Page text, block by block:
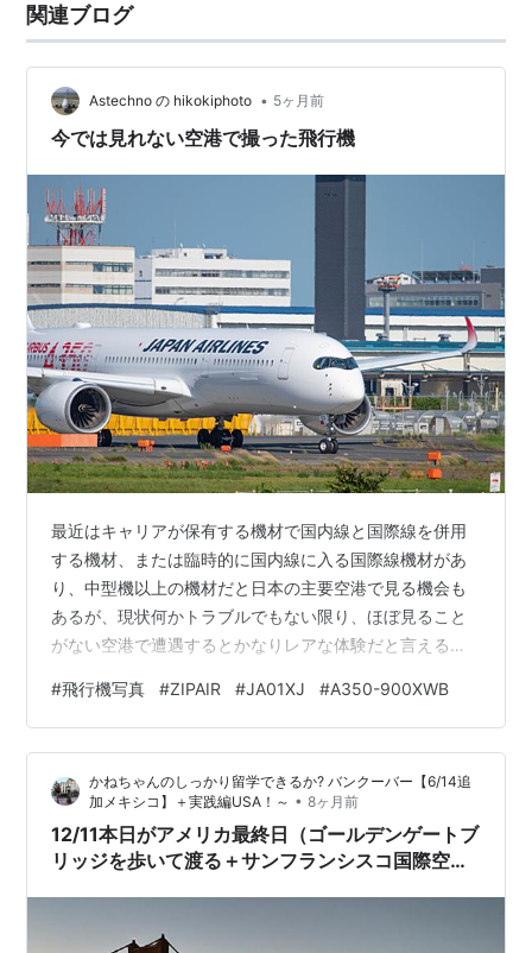
関連ブログ
Astechno の hikokiphoto • 5ヶ月前
今では見れない空港で撮った飛行機
最近はキャリアが保有する機材で国内線と国際線を併用
する機材、または臨時的に国内線に入る国際線機材があ
り、中型機以上の機材だと日本の主要空港で見る機会も
あるが、現状何かトラブルでもない限り、ほぼ見ること
がない空港で遭遇するとかなりレアな体験だと言える。
で活躍するA350−900。 日本の空にデビューしたのが
2019年。 機体を受領し、しばらくの間パイロットの完熟
訓練の為、成田空港を拠点に飛行していた。 １番機＝赤
いたぬきと呼ばれているが、納入直後のピカピカの機体
が成田空港A滑走路RW16Rから離陸。（さくらの山公園
より） 偶然遭遇したとはい…
#飛行機写真 #ZIPAIR #JA01XJ #A350-900XWB
かねちゃんのしっかり留学できるか? バンクーバー【6/14追
加メキシコ】＋実践編USA！～ • 8ヶ月前
12/11本日がアメリカ最終日（ゴールデンゲートブ
リッジを歩いて渡る＋サンフランシスコ国際空港